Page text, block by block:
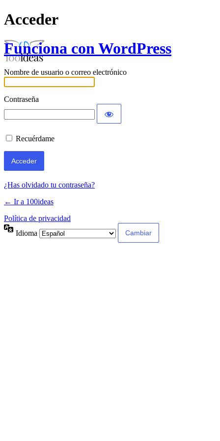
Acceder
Funciona con WordPress
Nombre de usuario o correo electrónico
Contraseña
Recuérdame
¿Has olvidado tu contraseña?
← Ir a 100ideas
Política de privacidad
Idioma